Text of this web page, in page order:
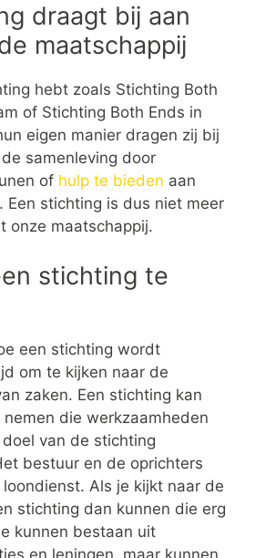
draagt bij aan
maatschappij
hebt zoals Stichting Both
of Stichting Both Ends in
eigen manier dragen zij bij
samenleving door
of hulp te bieden aan
Een stichting is dus niet meer
onze maatschappij.
stichting te
een stichting wordt
om te kijken naar de
zaken. Een stichting kan
die werkzaamheden
van de stichting
bestuur en de oprichters
Als je kijkt naar de
stichting dan kunnen die erg
kunnen bestaan uit
en leningen, maar kunnen